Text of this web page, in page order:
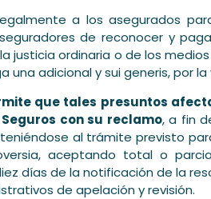
a los asegurados
de reconocer y
justicia ordinaria o de los
una adicional y sui generis, por
que tales presuntos
con su reclamo, a fin
al trámite previsto
aceptando total o
días de la notificación de la
de apelación y revisión.